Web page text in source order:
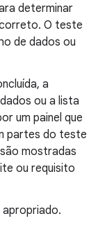
determinar
O teste
de dados ou
a
ou a lista
um painel que
partes do teste
mostradas
ou requisito